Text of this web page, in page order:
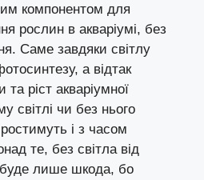
компонентом для
рослин в акваріумі, без
Саме завдяки світлу
а відтак
та ріст акваріумної
світлі чи без нього
і з часом
те, без світла від
буде лише шкода, бо